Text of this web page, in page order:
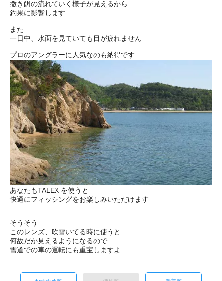
撒き餌の流れていく様子が見えるから
釣果に影響します
また
一日中、水面を見ていても目が疲れません
プロのアングラーに人気なのも納得です
あなたもTALEX を使うと
快適にフィッシングをお楽しみいただけます
そうそう
このレンズ、吹雪いてる時に使うと
何故だか見えるようになるので
雪道での車の運転にも重宝しますよ